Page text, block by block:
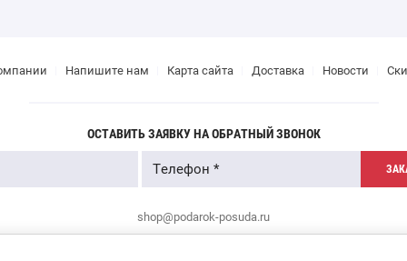
Напишите нам Карта сайта Доставка Новости
ОСТАВИТЬ ЗАЯВКУ НА ОБРАТНЫЙ ЗВОНОК
shop@podarok-posuda.ru